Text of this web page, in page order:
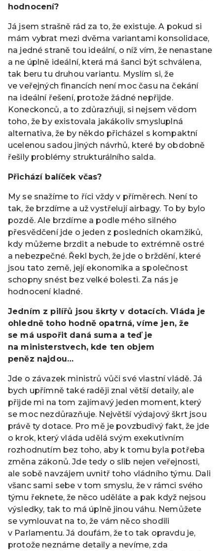
hodnocení?
Já jsem strašně rád za to, že existuje. A pokud si
mám vybrat mezi dvěma variantami konsolidace,
na jedné straně tou ideální, o níž vím, že nenastane
a ne úplně ideální, která má šanci být schválena,
tak beru tu druhou variantu. Myslím si, že
ve veřejných financích není moc času na čekání
na ideální řešení, protože žádné nepřijde.
Koneckonců, a to zdůrazňuji, si nejsem vědom
toho, že by existovala jakákoliv smysluplná
alternativa, že by někdo přicházel s kompaktní
ucelenou sadou jiných návrhů, které by obdobně
řešily problémy strukturálního salda.
Přichází balíček včas?
My se snažíme to říci vždy v příměrech. Není to
tak, že brzdíme a už vystřelují airbagy. To by bylo
pozdě. Ale brzdíme a podle mého silného
přesvědčení jde o jeden z posledních okamžiků,
kdy můžeme brzdit a nebude to extrémně ostré
a nebezpečné. Řekl bych, že jde o brždění, které
jsou tato země, její ekonomika a společnost
schopny snést bez velké bolesti. Za nás je
hodnocení kladné.
Jedním z pilířů jsou škrty v dotacích. Vláda je
ohledně toho hodně opatrná, víme jen, že
se má uspořit daná suma a teď je
na ministerstvech, kde ten objem
peněz najdou…
Jde o závazek ministrů vůči své vlastní vládě. Já
bych upřímně také raději znal větší detaily, ale
přijde mi na tom zajímavý jeden moment, který
se moc nezdůrazňuje. Největší výdajový škrt jsou
právě ty dotace. Pro mě je povzbudivý fakt, že jde
o krok, který vláda udělá svým exekutivním
rozhodnutím bez toho, aby k tomu byla potřeba
změna zákonů. Jde tedy o slib nejen veřejnosti,
ale sobě navzájem uvnitř toho vládního týmu. Dali
všanc sami sebe v tom smyslu, že v rámci svého
týmu řeknete, že něco uděláte a pak když nejsou
výsledky, tak to má úplně jinou váhu. Nemůžete
se vymlouvat na to, že vám něco shodili
v Parlamentu. Já doufám, že to tak opravdu je,
protože neznáme detaily a nevíme, zda